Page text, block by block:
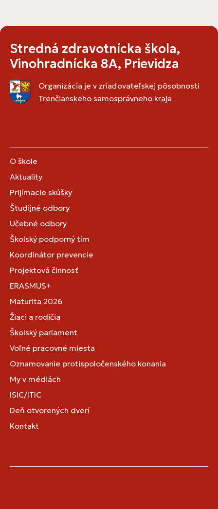
Stredná zdravotnícka škola,
Vinohradnícka 8A, Prievidza
Organizácia je v zriaďovateľskej pôsobnosti
Trenčianskeho samosprávneho kraja
O škole
Aktuality
Prijímacie skúšky
Študijné odbory
Učebné odbory
Školský podporný tím
Koordinátor prevencie
Projektová činnosť
ERASMUS+
Maturita 2026
Žiaci a rodičia
Školský parlament
Voľné pracovné miesta
Oznamovanie protispoločenského konania
My v médiách
ISIC/ITIC
Deň otvorených dverí
Kontakt